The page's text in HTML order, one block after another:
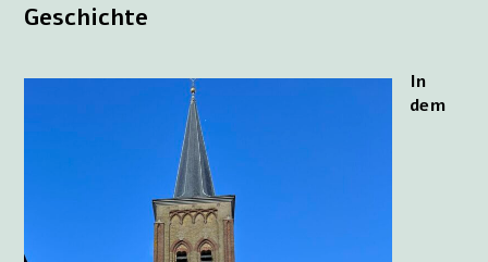
Geschichte
In
dem